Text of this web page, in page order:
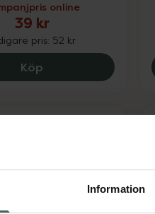
Information
online
39 kr
pris: 52 kr
Köp Alfons Åberg